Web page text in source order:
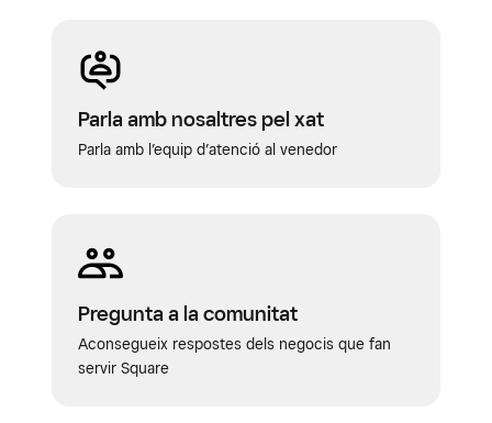
Parla amb nosaltres pel xat
Parla amb l’equip d’atenció al venedor
Pregunta a la comunitat
Aconsegueix respostes dels negocis que fan
servir Square